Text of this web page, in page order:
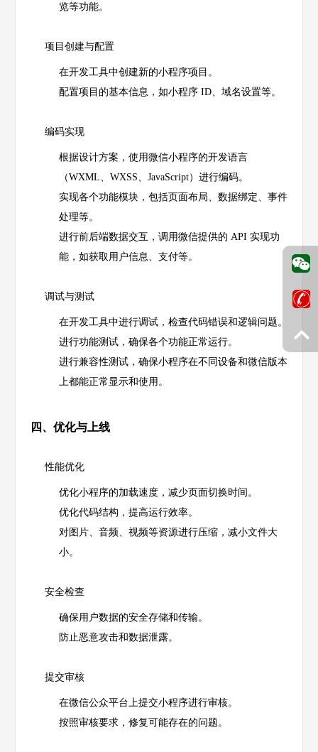
览等功能。
项目创建与配置
在开发工具中创建新的小程序项目。
配置项目的基本信息，如小程序 ID、域名设置等。
编码实现
根据设计方案，使用微信小程序的开发语言
（WXML、WXSS、JavaScript）进行编码。
实现各个功能模块，包括页面布局、数据绑定、事件
处理等。
进行前后端数据交互，调用微信提供的 API 实现功
能，如获取用户信息、支付等。
调试与测试
在开发工具中进行调试，检查代码错误和逻辑问题。
进行功能测试，确保各个功能正常运行。
进行兼容性测试，确保小程序在不同设备和微信版本
上都能正常显示和使用。
四、优化与上线
性能优化
优化小程序的加载速度，减少页面切换时间。
优化代码结构，提高运行效率。
对图片、音频、视频等资源进行压缩，减小文件大
小。
安全检查
确保用户数据的安全存储和传输。
防止恶意攻击和数据泄露。
提交审核
在微信公众平台上提交小程序进行审核。
按照审核要求，修复可能存在的问题。